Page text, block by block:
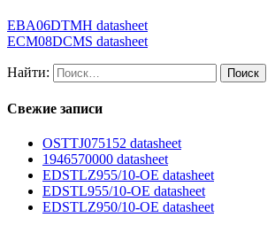
EBA06DTMH datasheet
ECM08DCMS datasheet
Найти:
Свежие записи
OSTTJ075152 datasheet
1946570000 datasheet
EDSTLZ955/10-OE datasheet
EDSTL955/10-OE datasheet
EDSTLZ950/10-OE datasheet